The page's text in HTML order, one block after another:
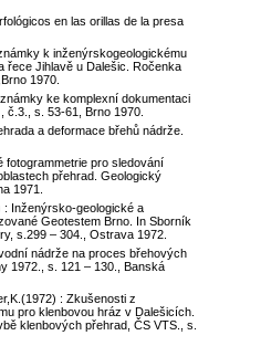
en las orillas de la presa
k inženýrskogeologickému
řece Jihlavě u Dalešic. Ročenka
1970.
ke komplexní dokumentaci
č.3., s. 53-61, Brno 1970.
a deformace břehů nádrže.
fotogrammetrie pro sledování
přehrad. Geologický
1971.
Inženýrsko-geologické a
Geotestem Brno. In Sborník
s.299 – 304., Ostrava 1972.
nádrže na proces břehových
1972., s. 121 – 130., Banská
: Zkušenosti z
pro klenbovou hráz v Dalešicích.
klenbových přehrad, ČS VTS., s.